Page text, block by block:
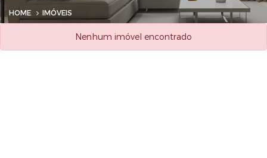
HOME IMÓVEIS
Nenhum imóvel encontrado